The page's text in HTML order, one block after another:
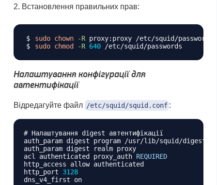
Встановлення правильних прав:
sudo chown -R
sudo chmod -R 640
Копіювати
Налаштування конфігурації для
автентифікації
Відредагуйте файл /etc/squid/squid.conf :
# Налаштування digest автентифікації
auth_param digest program /usr/lib/squid/
auth_param digest realm proxy
acl authenticated proxy_auth REQUIRED
http_access allow authenticated
http_port 3128
Копіювати